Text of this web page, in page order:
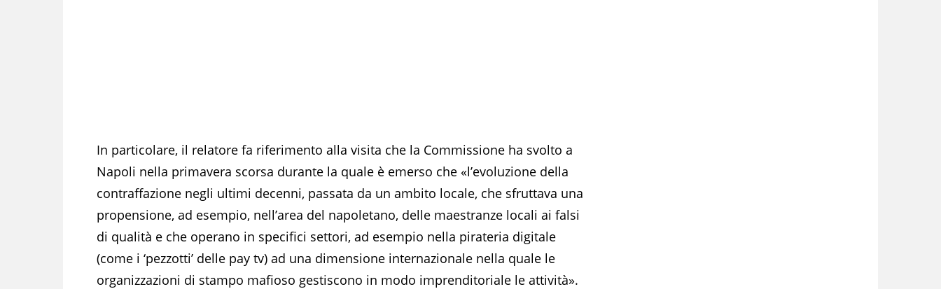
In particolare, il relatore fa riferimento alla visita che la Commissione ha svolto a
Napoli nella primavera scorsa durante la quale è emerso che «l’evoluzione della
contraffazione negli ultimi decenni, passata da un ambito locale, che sfruttava una
propensione, ad esempio, nell’area del napoletano, delle maestranze locali ai falsi
di qualità e che operano in specifici settori, ad esempio nella pirateria digitale
(come i ‘pezzotti’ delle pay tv) ad una dimensione internazionale nella quale le
organizzazioni di stampo mafioso gestiscono in modo imprenditoriale le attività».